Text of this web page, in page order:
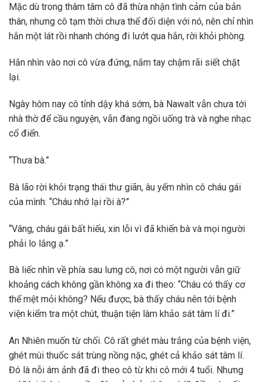
Mặc dù trong thâm tâm cô đã thừa nhận tình cảm của bản
thân, nhưng cô tạm thời chưa thể đối diện với nó, nên chỉ nhìn
hắn một lát rồi nhanh chóng đi lướt qua hắn, rời khỏi phòng.
Hắn nhìn vào nơi cô vừa đứng, nắm tay chậm rãi siết chặt
lại.
Ngày hôm nay cô tỉnh dậy khá sớm, bà Nawalt vẫn chưa tới
nhà thờ để cầu nguyện, vẫn đang ngồi uống trà và nghe nhạc
cổ điển.
“Thưa bà.”
Bà lão rời khỏi trạng thái thư giãn, âu yếm nhìn cô cháu gái
của mình: “Cháu nhớ lại rồi à?”
“Vâng, cháu gái bất hiếu, xin lỗi vì đã khiến bà và mọi người
phải lo lắng ạ.”
Bà liếc nhìn về phía sau lưng cô, nơi có một người vẫn giữ
khoảng cách không gần không xa đi theo: “Cháu có thấy cơ
thể mệt mỏi không? Nếu được, bà thấy cháu nên tới bệnh
viện kiểm tra một chút, thuận tiện làm khảo sát tâm lí đi.”
An Nhiên muốn từ chối. Cô rất ghét màu trắng của bệnh viện,
ghét mùi thuốc sát trùng nồng nặc, ghét cả khảo sát tâm lí.
Đó là nỗi ám ảnh đã đi theo cô từ khi cô mới 4 tuổi. Nhưng